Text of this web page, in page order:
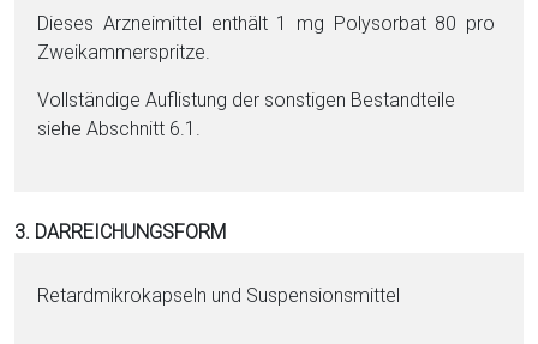
Dieses Arzneimittel enthält 1 mg Poly­sor­bat 80 pro
Zweikammerspritze.
Vollständige Auflistung der sonstigen Be­stand­tei­le
siehe Abschnitt 6.1.
3. DARREICHUNGSFORM
Retardmikrokapseln und Suspensionsmittel